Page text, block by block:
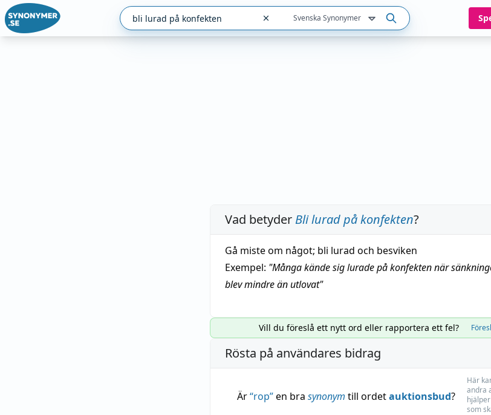
Svenska Synonymer
Vad betyder Bli lurad på konfekten?
Gå miste om något; bli lurad och besviken
Exempel: "Många kände sig lurade på konfekten när
blev mindre än utlovat"
Vill du föreslå ett nytt ord eller rapportera ett fel?
Rösta på användares bidrag
Är“rop”en bra synonym till ordetauktionsbud?
Här
andra
som